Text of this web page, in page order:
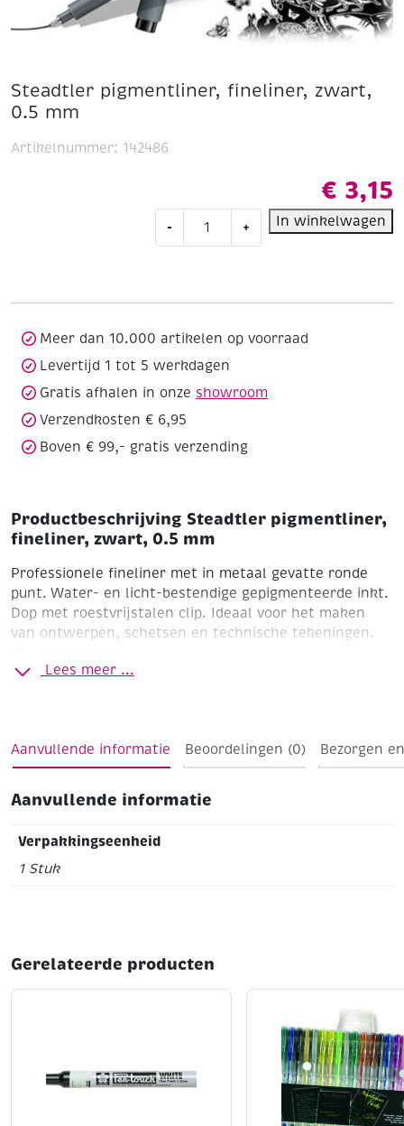
Steadtler pigmentliner, fineliner, zwart,
0.5 mm
€ 3,15
-
pigmentliner,
aantal
+ In winkelwagen
Artikelnummer: 142486
Meer dan 10.000 artikelen op voorraad
Levertijd 1 tot 5 werkdagen
Gratis afhalen in onze showroom
Verzendkosten € 6,95
Boven € 99,- gratis verzending
Productbeschrijving Steadtler pigmentliner,
fineliner, zwart, 0.5 mm
Professionele fineliner met in metaal gevatte ronde
punt. Water- en licht-bestendige gepigmenteerde inkt.
Dop met roestvrijstalen clip. Ideaal voor het maken
van ontwerpen, schetsen en technische tekeningen.
Lees meer ...
Aanvullende informatie Beoordelingen (0) Bezorgen
Aanvullende informatie
Verpakkingseenheid
1 Stuk
Gerelateerde producten